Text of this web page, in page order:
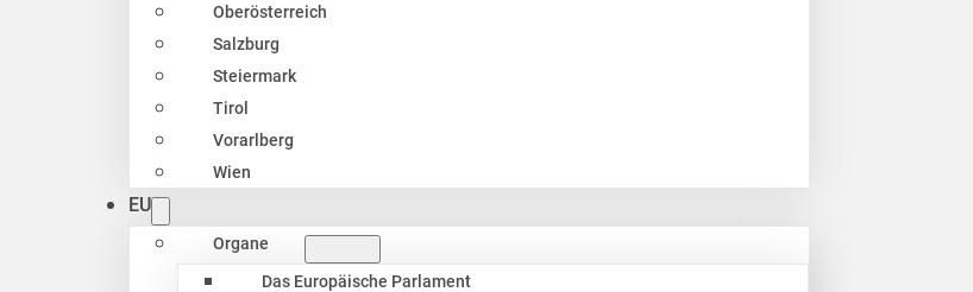
Oberösterreich
Salzburg
Steiermark
Tirol
Vorarlberg
Wien
EU
Organe
Das Europäische Parlament